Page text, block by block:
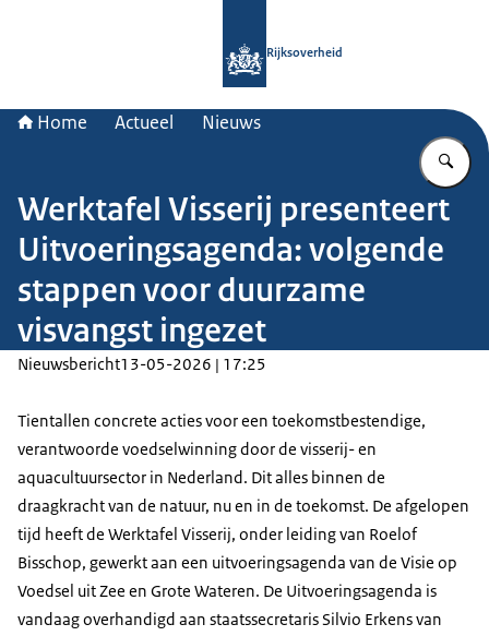
Rijksoverheid
Home Actueel Nieuws
Werktafel Visserij presenteert
Uitvoeringsagenda: volgende
stappen voor duurzame
visvangst ingezet
Nieuwsbericht13-05-2026 | 17:25
Tientallen concrete acties voor een toekomstbestendige,
verantwoorde voedselwinning door de visserij- en
aquacultuursector in Nederland. Dit alles binnen de
draagkracht van de natuur, nu en in de toekomst. De afgelopen
tijd heeft de Werktafel Visserij, onder leiding van Roelof
Bisschop, gewerkt aan een uitvoeringsagenda van de Visie op
Voedsel uit Zee en Grote Wateren. De Uitvoeringsagenda is
vandaag overhandigd aan staatssecretaris Silvio Erkens van